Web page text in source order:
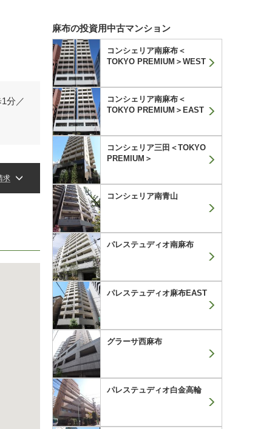
分／
求
麻布の投資用中古マンション
コンシェリア南麻布＜
TOKYO PREMIUM＞WEST
コンシェリア南麻布＜
TOKYO PREMIUM＞EAST
コンシェリア三田＜TOKYO
PREMIUM＞
コンシェリア南青山
パレステュディオ南麻布
パレステュディオ麻布EAST
グラーサ西麻布
パレステュディオ白金高輪